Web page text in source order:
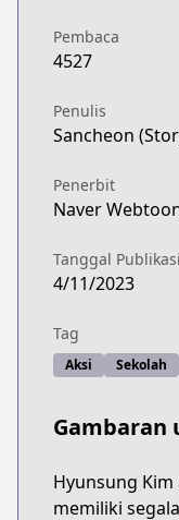
Pembaca
4527
Penulis
Sancheon
Penerbit
Naver
Tanggal Publikasi
4/11/2023
Tag
Aksi Sekolah
Gambaran
Hyunsung
memiliki